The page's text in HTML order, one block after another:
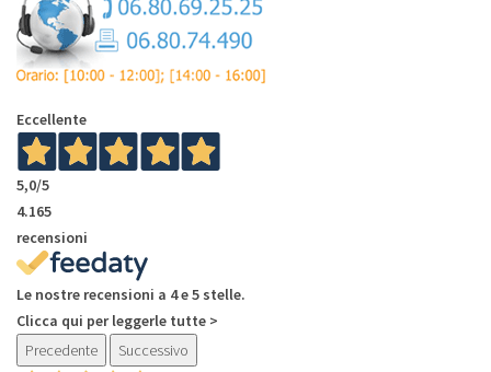
Eccellente
5,0/5
4.165
recensioni
Le nostre recensioni a 4 e 5 stelle.
Clicca qui per leggerle tutte >
Precedente
Successivo